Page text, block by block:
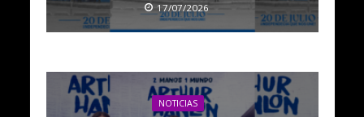
17/07/2026
NOTICIAS